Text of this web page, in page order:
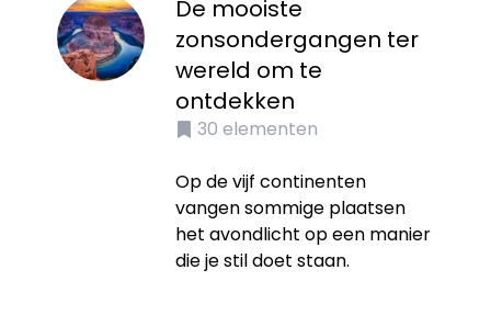
De mooiste
zonsondergangen ter
wereld om te
ontdekken
30 elementen
Op de vijf continenten
vangen sommige plaatsen
het avondlicht op een manier
die je stil doet staan.